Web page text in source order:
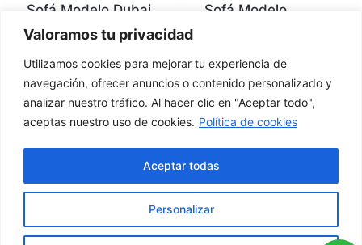
Valoramos tu privacidad
Utilizamos cookies para mejorar tu experiencia de
navegación, ofrecer anuncios o contenido personalizado y
analizar nuestro tráfico. Al hacer clic en "Aceptar todo",
aceptas nuestro uso de cookies. Política de cookies
Personalizar
Aceptar todas
Sofá Modelo Dubai
499€ - 550€ IVA Inc.
Sofá Modelo
- 550
factorymisofa@gamil.com
Resolana
20, Utrera
627 789
Política de
Condiciones generales
Política de